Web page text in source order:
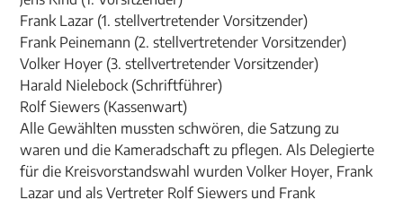
Frank Lazar (1. stellvertretender Vorsitzender)
Frank Peinemann (2. stellvertretender Vorsitzender)
Volker Hoyer (3. stellvertretender Vorsitzender)
Harald Nielebock (Schriftführer)
Rolf Siewers (Kassenwart)
Alle Gewählten mussten schwören, die Satzung zu
waren und die Kameradschaft zu pflegen. Als Delegierte
für die Kreisvorstandswahl wurden Volker Hoyer, Frank
Lazar und als Vertreter Rolf Siewers und Frank